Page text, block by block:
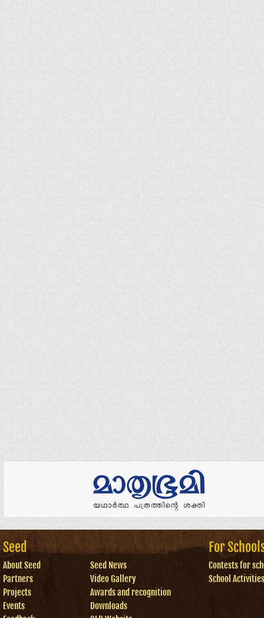
Seed
About Seed
Partners
Projects
Events
Seed News
Video Gallery
Awards and recognition
Downloads
For
Contests for
School Activities